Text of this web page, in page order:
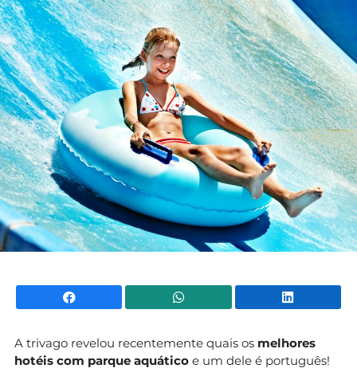
Facebook WhatsApp
A trivago revelou recentemente quais os melhores
hotéis com parque aquático e um dele é português!